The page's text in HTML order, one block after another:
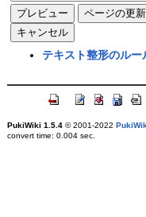
テキスト整形のルー
PukiWiki 1.5.4© 2001-2022
convert time: 0.004 sec.